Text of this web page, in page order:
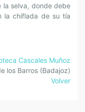
la selva, donde debe
la chiflada de su tía
Cascales Muñoz
los Barros (Badajoz)
Volver